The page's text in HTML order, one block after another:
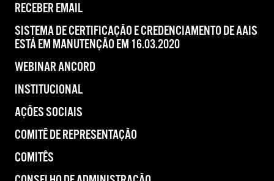
RECEBER EMAIL
SISTEMA DE CERTIFICAÇÃO E CREDENCIAMENTO DE AAIS
ESTÁ EM MANUTENÇÃO EM 16.03.2020
WEBINAR ANCORD
INSTITUCIONAL
AÇÕES SOCIAIS
COMITÊ DE REPRESENTAÇÃO
COMITÊS